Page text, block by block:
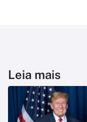
Leia mais